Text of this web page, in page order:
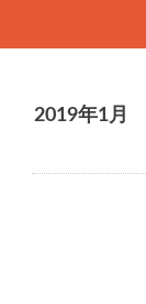
2019年1月